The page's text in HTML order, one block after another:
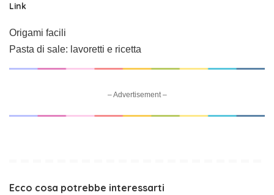
Link
Origami facili
Pasta di sale: lavoretti e ricetta
– Advertisement –
Ecco cosa potrebbe interessarti